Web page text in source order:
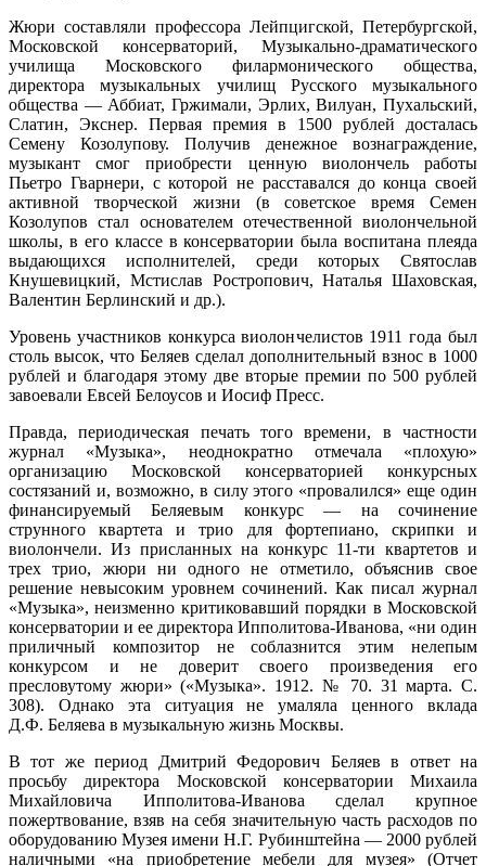
Жюри составляли профессора Лейпцигской, Петербургской,
Московской консерваторий, Музыкально-драматического
училища Московского филармонического общества,
директора музыкальных училищ Русского музыкального
общества — Аббиат, Гржимали, Эрлих, Вилуан, Пухальский,
Слатин, Экснер. Первая премия в 1500 рублей досталась
Семену Козолупову. Получив денежное вознаграждение,
музыкант смог приобрести ценную виолончель работы
Пьетро Гварнери, с которой не расставался до конца своей
активной творческой жизни (в советское время Семен
Козолупов стал основателем отечественной виолончельной
школы, в его классе в консерватории была воспитана плеяда
выдающихся исполнителей, среди которых Святослав
Кнушевицкий, Мстислав Ростропович, Наталья Шаховская,
Валентин Берлинский и др.).
Уровень участников конкурса виолончелистов 1911 года был
столь высок, что Беляев сделал дополнительный взнос в 1000
рублей и благодаря этому две вторые премии по 500 рублей
завоевали Евсей Белоусов и Иосиф Пресс.
Правда, периодическая печать того времени, в частности
журнал «Музыка», неоднократно отмечала «плохую»
организацию Московской консерваторией конкурсных
состязаний и, возможно, в силу этого «провалился» еще один
финансируемый Беляевым конкурс — на сочинение
струнного квартета и трио для фортепиано, скрипки и
виолончели. Из присланных на конкурс 11-ти квартетов и
трех трио, жюри ни одного не отметило, объяснив свое
решение невысоким уровнем сочинений. Как писал журнал
«Музыка», неизменно критиковавший порядки в Московской
консерватории и ее директора Ипполитова-Иванова, «ни один
приличный композитор не соблазнится этим нелепым
конкурсом и не доверит своего произведения его
пресловутому жюри» («Музыка». 1912. № 70. 31 марта. С.
308). Однако эта ситуация не умаляла ценного вклада
Д.Ф. Беляева в музыкальную жизнь Москвы.
В тот же период Дмитрий Федорович Беляев в ответ на
просьбу директора Московской консерватории Михаила
Михайловича Ипполитова-Иванова сделал крупное
пожертвование, взяв на себя значительную часть расходов по
оборудованию Музея имени Н.Г. Рубинштейна — 2000 рублей
наличными «на приобретение мебели для музея» (Отчет